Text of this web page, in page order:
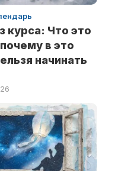
курса: Что это
в это
начинать